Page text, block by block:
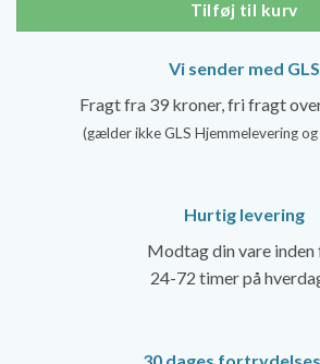
Tilføj til kurv
Vi sender med GLS
Fragt fra 39 kroner, fri fragt
(gælder ikke GLS Hjemmelevering og
Hurtig levering
Modtag din vare inden
24-72 timer på